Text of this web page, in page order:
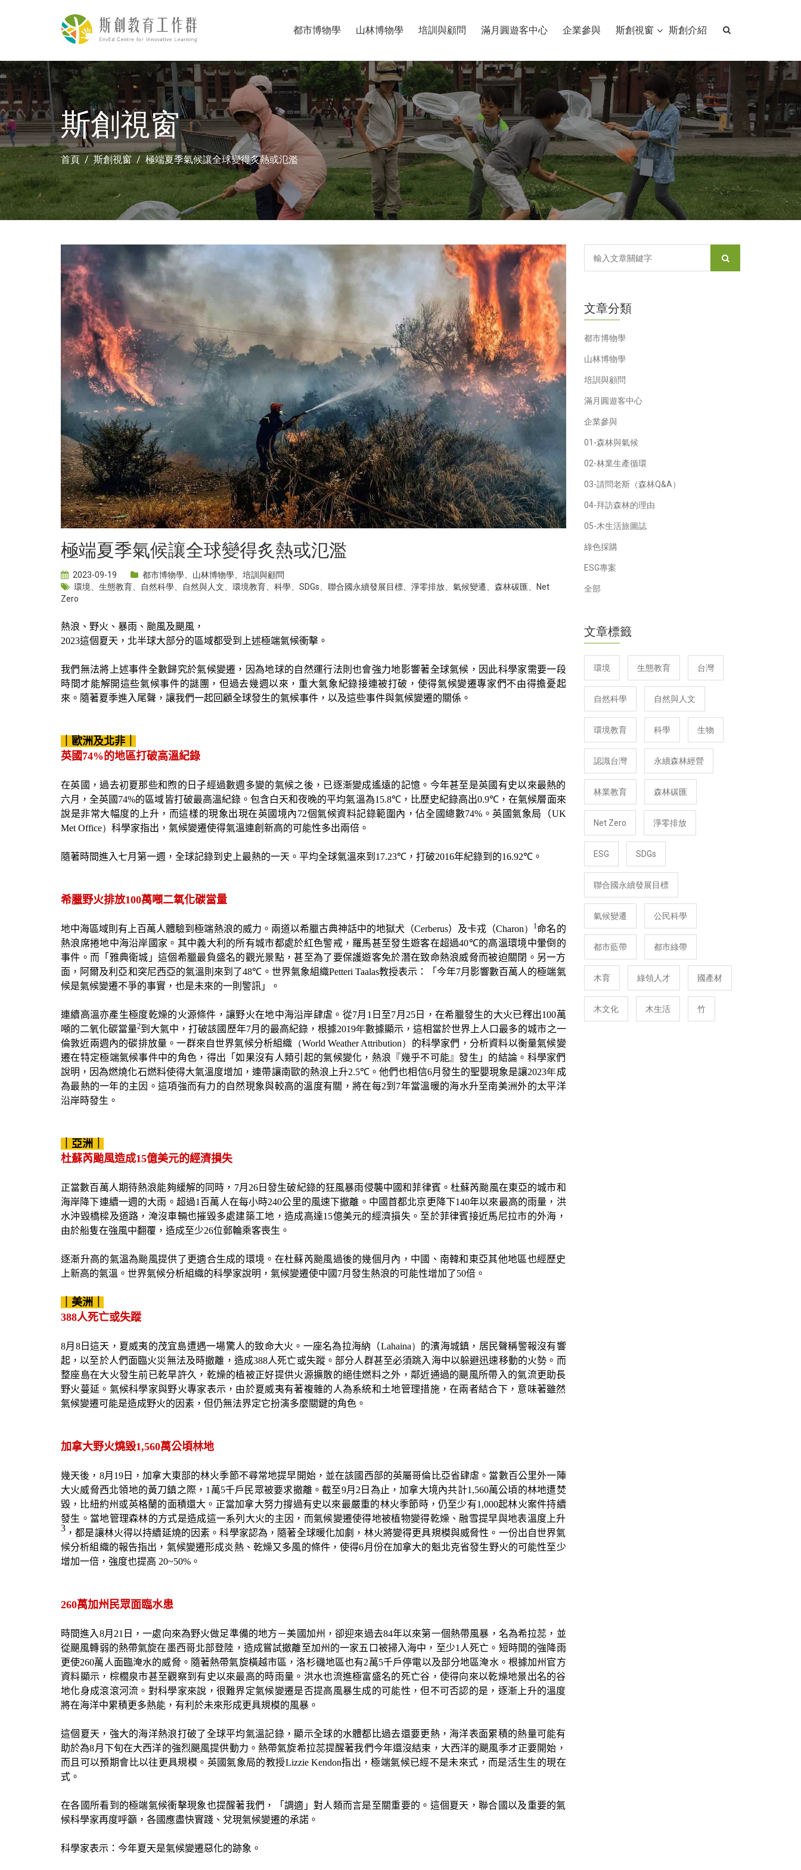
都市博物學 山林博物學 培訓與顧問 滿月圓遊客中心 企業參與 斯創視窗 斯創介紹
斯創視窗
首頁 斯創視窗 極端夏季氣候讓全球變得炙熱或氾濫
極端夏季氣候讓全球變得炙熱或氾濫
2023-09-19 都市博物學、 山林博物學、 培訓與顧問
環境、 生態教育、 自然科學、 自然與人文、 環境教育、 科學、 SDGs、 聯合國永續發展目標、 淨零排放、 氣候變遷、 森林碳匯、
Net
Zero
熱浪、野火、暴雨、颱風及颶風，
2023這個夏天，北半球大部分的區域都受到上述極端氣候衝擊。
我們無法將上述事件全數歸究於氣候變遷，因為地球的自然運行法則也會強力地影響著全球氣候，因此科學家需要一段
時間才能解開這些氣候事件的謎團，但過去幾週以來，重大氣象紀錄接連被打破，使得氣候變遷專家們不由得擔憂起
來。隨著夏季進入尾聲，讓我們一起回顧全球發生的氣候事件，以及這些事件與氣候變遷的關係。
｜歐洲及北非｜
英國74%的地區打破高溫紀錄
在英國，過去初夏那些和煦的日子經過數週多變的氣候之後，已逐漸變成遙遠的記憶。今年甚至是英國有史以來最熱的
六月，全英國 74%的區域皆打破最高溫紀錄。包含白天和夜晚的平均氣溫為15.8℃，比歷史紀錄高出0.9℃ ，在氣候層面來
說是非常大幅度的上升，而這樣的現象出現在英國境內72個氣候資料記錄範圍內，佔全國總數74% 。英國氣象局（UK
Met Office） 科學家指出，氣候變遷使得氣溫連創新高的可能性多出兩倍。
隨著時間進入七月第一週，全球記錄到史上最熱的一天。平均全球氣溫來到 17.23℃ ，打破2016年紀錄到的16.92℃ 。
希臘野火排放100萬噸二氧化碳當量
地中海區域則有上百萬人體驗到極端熱浪的威力。兩道以希臘古典神話中的地獄犬（Cerberus）及卡戎（Charon） 1命名的
熱浪席捲地中海沿岸國家。其中義大利的所有城市都處於紅色警戒，羅馬甚至發生遊客在超過40℃的高溫環境中暈倒的
事件。而「雅典衛城」這個希臘最負盛名的觀光景點，甚至為了要保護遊客免於潛在致命熱浪威脅而被迫關閉。另一方
面，阿爾及利亞和突尼西亞的氣溫則來到了48℃ 。世界氣象組織Petteri Taalas教授表示：「今年7月影響數百萬人的極端氣
候是氣候變遷不爭的事實，也是未來的一則警訊」。
連續高溫亦產生極度乾燥的火源條件，讓野火在地中海沿岸肆虐。從7月 1 日至7月25 日，在希臘發生的大火已釋出100萬
噸的二氧化碳當量2到大氣中，打破該國歷年7月的最高紀錄，根據2019年數據顯示，這相當於世界上人口最多的城市之一
倫敦近兩週內的碳排放量。一群來自世界氣候分析組織 （World Weather Attribution） 的科學家們，分析資料以衡量氣候變
遷在特定極端氣候事件中的角色，得出「如果沒有人類引起的氣候變化，熱浪『幾乎不可能』發生」的結論。科學家們
說明，因為燃燒化石燃料使得大氣溫度增加，連帶讓南歐的熱浪上升2.5℃ 。他們也相信6月發生的聖嬰現象是讓2023年成
為最熱的一年的主因。這項強而有力的自然現象與較高的溫度有關，將在每2到 7年當溫暖的海水升至南美洲外的太平洋
沿岸時發生。
｜亞洲｜
杜蘇芮颱風造成15億美元的經濟損失
正當數百萬人期待熱浪能夠緩解的同時， 7月 26日發生破紀錄的狂風暴雨侵襲中國和菲律賓。杜蘇芮颱風在東亞的城市和
海岸降下連續一週的大雨。超過1百萬人在每小時240公里的風速下撤離。中國首都北京更降下140年以來最高的雨量，洪
水沖毀橋樑及道路，淹沒車輛也摧毀多處建築工地，造成高達15億美元的經濟損失。至於菲律賓接近馬尼拉市的外海，
由於船隻在強風中翻覆，造成至少26位郵輪乘客喪生。
逐漸升高的氣溫為颱風提供了更適合生成的環境。在杜蘇芮颱風過後的幾個月內，中國、南韓和東亞其他地區也經歷史
上新高的氣溫。世界氣候分析組織的科學家說明，氣候變遷使中國 7月發生熱浪的可能性增加了50倍。
｜美洲｜
388人死亡或失蹤
8月 8日這天，夏威夷的茂宜島遭遇一場驚人的致命大火。一座名為拉海納（Lahaina） 的濱海城鎮，居民聲稱警報沒有響
起，以至於人們面臨火災無法及時撤離，造成388人死亡或失蹤。部分人群甚至必須跳入海中以躲避迅速移動的火勢。而
整座島在大火發生前已乾旱許久，乾燥的植被正好提供火源擴散的絕佳燃料之外，鄰近通過的颶風所帶入的氣流更助長
野火蔓延。氣候科學家與野火專家表示，由於夏威夷有著複雜的人為系統和土地管理措施，在兩者結合下，意味著雖然
氣候變遷可能是造成野火的因素，但仍無法界定它扮演多麼關鍵的角色。
加拿大野火燒毀1,560萬公頃林地
幾天後， 8月 19日，加拿大東部的林火季節不尋常地提早開始，並在該國西部的英屬哥倫比亞省肆虐。當數百公里外一陣
大火威脅西北領地的黃刀鎮之際， 1萬5千戶民眾被要求撤離。截至9月2 日為止，加拿大境內共計1,560萬公頃的林地遭焚
毀，比紐約州或英格蘭的面積還大。正當加拿大努力撐過有史以來最嚴重的林火季節時，仍至少有1,000起林火案件持續
發生。當地管理森林的方式是造成這一系列大火的主因，而氣候變遷使得地被植物變得乾燥、融雪提早與地表溫度上升
3 ，都是讓林火得以持續延燒的因素。科學家認為，隨著全球暖化加劇，林火將變得更具規模與威脅性。一份出自世界氣
候分析組織的報告指出，氣候變遷形成炎熱、乾燥又多風的條件，使得6月份在加拿大的魁北克省發生野火的可能性至少
增加一倍，強度也提高 20~50% 。
260萬加州民眾面臨水患
時間進入8月 21 日，一處向來為野火做足準備的地方－美國加州，卻迎來過去84年以來第一個熱帶風暴，名為希拉蕊，並
從颶風轉弱的熱帶氣旋在墨西哥北部登陸，造成嘗試撤離至加州的一家五口被掃入海中，至少1人死亡。短時間的強降雨
更使260萬人面臨淹水的威脅。隨著熱帶氣旋橫越市區，洛杉磯地區也有2萬5千戶停電以及部分地區淹水。根據加州官方
資料顯示，棕櫚泉市甚至觀察到有史以來最高的時雨量。洪水也流進極富盛名的死亡谷，使得向來以乾燥地景出名的谷
地化身成滾滾河流。對科學家來說，很難界定氣候變遷是否提高風暴生成的可能性，但不可否認的是，逐漸上升的溫度
將在海洋中累積更多熱能，有利於未來形成更具規模的風暴。
這個夏天，強大的海洋熱浪打破了全球平均氣溫記錄，顯示全球的水體都比過去還要更熱，海洋表面累積的熱量可能有
助於為8月下旬在大西洋的強烈颶風提供動力。熱帶氣旋希拉蕊提醒著我們今年還沒結束，大西洋的颶風季才正要開始，
而且可以預期會比以往更具規模。英國氣象局的教授Lizzie Kendon指出，極端氣候已經不是未來式，而是活生生的現在
式。
在各國所看到的極端氣候衝擊現象也提醒著我們，「調適」對人類而言是至關重要的。這個夏天，聯合國以及重要的氣
候科學家再度呼籲，各國應盡快實踐、兌現氣候變遷的承諾。
科學家表示：今年夏天是氣候變遷惡化的跡象。
文章分類
都市博物學
山林博物學
培訓與顧問
滿月圓遊客中心
企業參與
01-森林與氣候
02-林業生產循環
03-請問老斯（森林Q&A）
04-拜訪森林的理由
05-木生活旅圖誌
綠色採購
ESG專案
全部
文章標籤
環境 生態教育 台灣
自然科學 自然與人文
環境教育 科學 生物
認識台灣 永續森林經營
林業教育 森林碳匯
Net Zero 淨零排放
ESG SDGs
聯合國永續發展目標
氣候變遷 公民科學
都市藍帶 都市綠帶
木育 綠領人才 國產材
木文化 木生活 竹